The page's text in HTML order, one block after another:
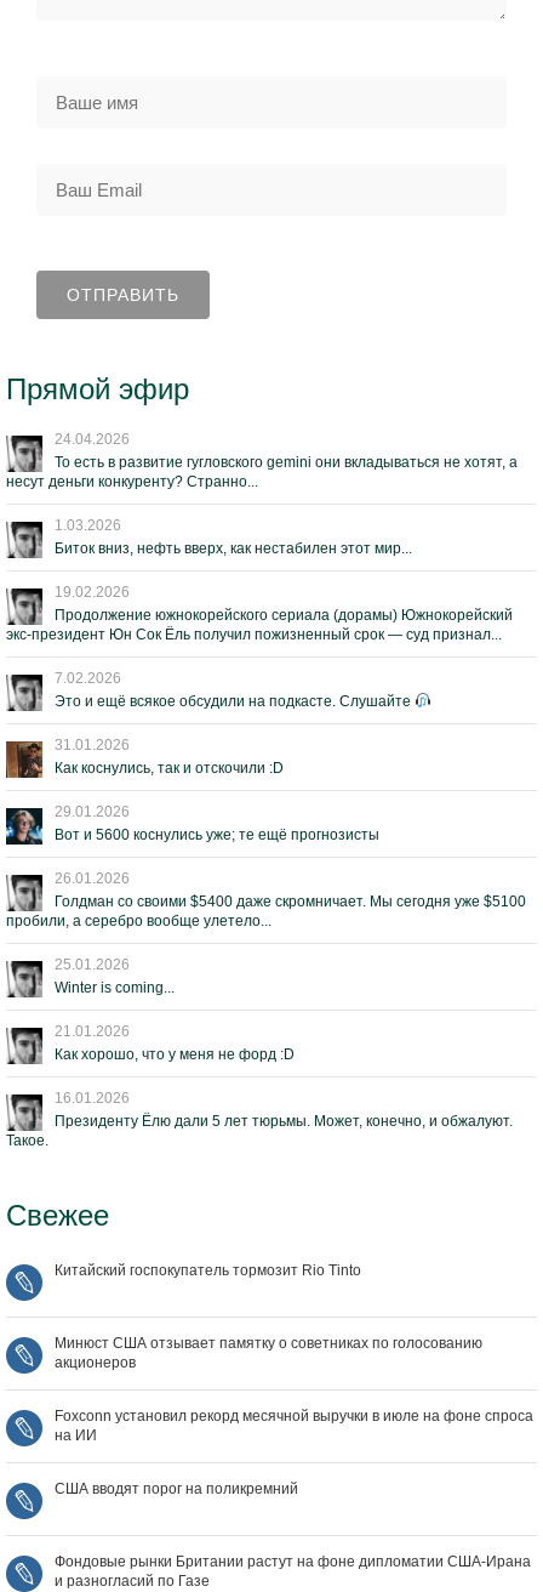
Прямой эфир
24.04.2026
То есть в развитие гугловского gemini они вкладываться не хотят, а
несут деньги конкуренту? Странно...
1.03.2026
Биток вниз, нефть вверх, как нестабилен этот мир...
19.02.2026
Продолжение южнокорейского сериала (дорамы) Южнокорейский
экс-президент Юн Сок Ёль получил пожизненный срок — суд признал...
7.02.2026
Это и ещё всякое обсудили на подкасте. Слушайте
31.01.2026
Как коснулись, так и отскочили :D
29.01.2026
Вот и 5600 коснулись уже; те ещё прогнозисты
26.01.2026
Голдман со своими $5400 даже скромничает. Мы сегодня уже $5100
пробили, а серебро вообще улетело...
25.01.2026
Winter is coming...
21.01.2026
Как хорошо, что у меня не форд :D
16.01.2026
Президенту Ёлю дали 5 лет тюрьмы. Может, конечно, и обжалуют.
Такое.
Свежее
Китайский госпокупатель тормозит Rio Tinto
Минюст США отзывает памятку о советниках по голосованию
акционеров
Foxconn установил рекорд месячной выручки в июле на фоне спроса
на ИИ
США вводят порог на поликремний
Фондовые рынки Британии растут на фоне дипломатии США‑Ирана
и разногласий по Газе